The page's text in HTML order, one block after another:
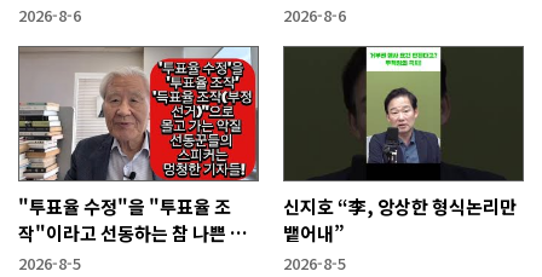
2026-8-6 2026-8-6
"투표율 수정"을 "투표율 조
작"이라고 선동하는 참 나쁜 사
람들!
2026-8-5
신지호 “李, 앙상한 형식논리만
뱉어내”
2026-8-5